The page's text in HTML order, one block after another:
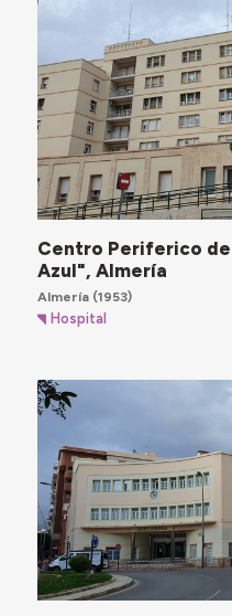
Centro Periferico
Azul", Almería
Almería(1953)
Hospital